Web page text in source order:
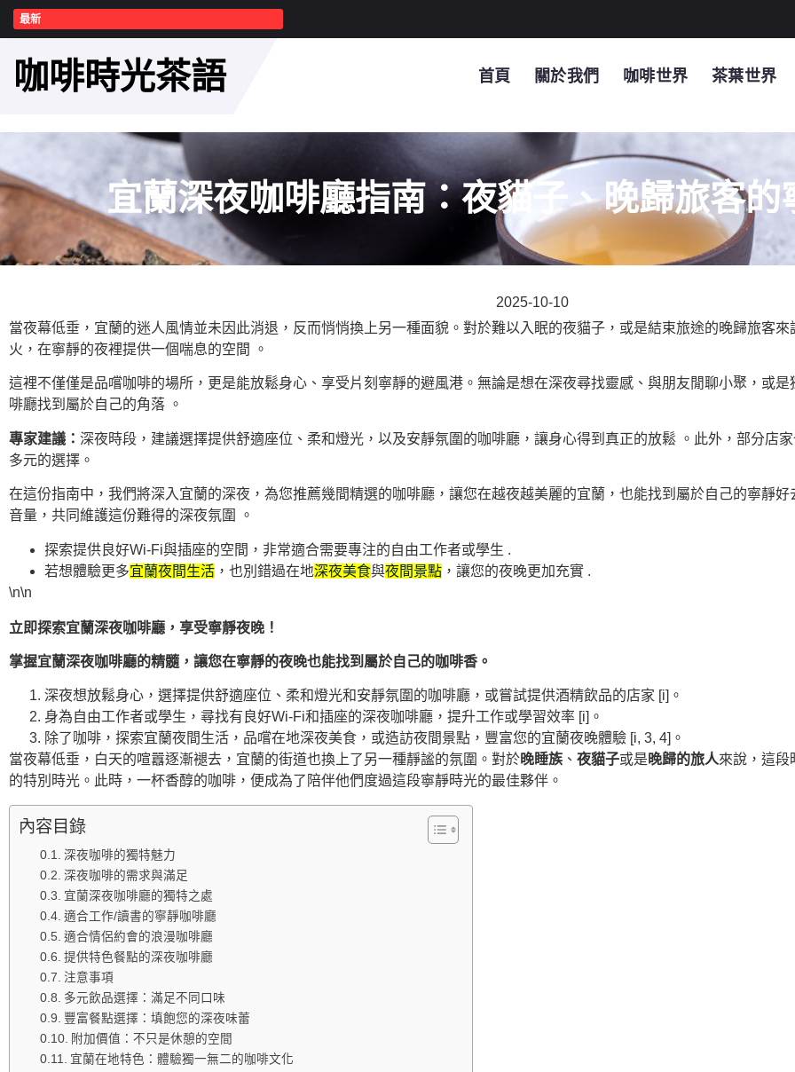
最新
咖啡時光茶語 首頁 關於我們 咖啡世界 茶葉世界
宜蘭深夜咖啡廳指南：夜貓子、晚歸旅客的
2025-10-10
當夜幕低垂，宜蘭的迷人風情並未因此消退，反而悄悄換上另一種面貌。對於難以入眠的夜貓子，或是結束旅途的晚歸旅客來
火，在寧靜的夜裡提供一個喘息的空間 。
這裡不僅僅是品嚐咖啡的場所，更是能放鬆身心、享受片刻寧靜的避風港。無論是想在深夜尋找靈感、與朋友閒聊小聚，或
啡廳找到屬於自己的角落 。
專家建議： 深夜時段，建議選擇提供舒適座位、柔和燈光，以及安靜氛圍的咖啡廳，讓身心得到真正的放鬆 。此外，部分店
多元的選擇。
在這份指南中，我們將深入宜蘭的深夜，為您推薦幾間精選的咖啡廳，讓您在越夜越美麗的宜蘭，也能找到屬於自己的寧靜
音量，共同維護這份難得的深夜氛圍 。
探索提供良好Wi-Fi與插座的空間，非常適合需要專注的自由工作者或學生 .
若想體驗更多宜蘭夜間生活 ，也別錯過在地深夜美食與夜間景點 ，讓您的夜晚更加充實 .
\n\n
立即探索宜蘭深夜咖啡廳，享受寧靜夜晚！
掌握宜蘭深夜咖啡廳的精髓，讓您在寧靜的夜晚也能找到屬於自己的咖啡香。
深夜想放鬆身心，選擇提供舒適座位、柔和燈光和安靜氛圍的咖啡廳，或嘗試提供酒精飲品的店家 [i]。
身為自由工作者或學生，尋找有良好Wi-Fi和插座的深夜咖啡廳，提升工作或學習效率 [i]。
除了咖啡，探索宜蘭夜間生活，品嚐在地深夜美食，或造訪夜間景點，豐富您的宜蘭夜晚體驗 [i, 3, 4]。
當夜幕低垂，白天的喧囂逐漸褪去，宜蘭的街道也換上了另一種靜謐的氛圍。對於晚睡族 、 夜貓子或是 晚歸的旅人來說，這段
的特別時光。此時，一杯香醇的咖啡，便成為了陪伴他們度過這段寧靜時光的最佳夥伴。
內容目錄
深夜咖啡的獨特魅力
深夜咖啡的需求與滿足
宜蘭深夜咖啡廳的獨特之處
適合工作/讀書的寧靜咖啡廳
適合情侶約會的浪漫咖啡廳
提供特色餐點的深夜咖啡廳
注意事項
多元飲品選擇：滿足不同口味
豐富餐點選擇：填飽您的深夜味蕾
附加價值：不只是休憩的空間
宜蘭在地特色：體驗獨一無二的咖啡文化